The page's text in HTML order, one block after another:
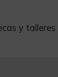
y talleres